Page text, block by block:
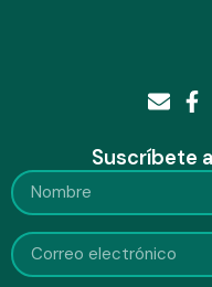
Suscríbete